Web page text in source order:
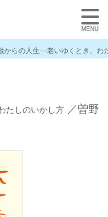
からの人生―老いゆくとき、わ
たしのいかし方 ／曽野